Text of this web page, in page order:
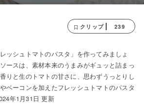
クリップ 239
ッシュトマトのパスタ」を作ってみましょ
ースは、素材本来のうまみがギュッと詰まっ
りと生のトマトの甘さに、思わずうっとりし
ベーコンを加えたフレッシュトマトのパスタ
年1月31日 更新